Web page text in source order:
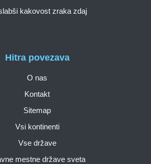
Hitra povezava
O nas
Kontakt
Sitemap
Vsi kontinenti
Vse države
mestne države sveta
kakovost zraka zdaj